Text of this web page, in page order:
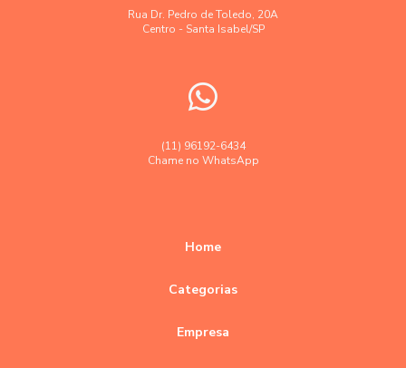
Levantamento aerofotogramétrico
Levantamento topográfico georreferenciado
Levantamento topográfico preço
Orçamento empresa topografia e agrimensura
Precisão empresa topografia e georreferenciamento
Rua Dr. Pedro de Toledo, 20A
Centro - Santa Isabel/SP
(11) 96192-6434
Chame no WhatsApp
Home
Categorias
Empresa